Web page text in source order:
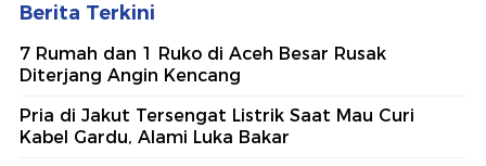
Berita Terkini
7 Rumah dan 1 Ruko di Aceh Besar Rusak
Diterjang Angin Kencang
Pria di Jakut Tersengat Listrik Saat Mau Curi
Kabel Gardu, Alami Luka Bakar